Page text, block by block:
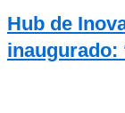
Hub de
inaugurado: